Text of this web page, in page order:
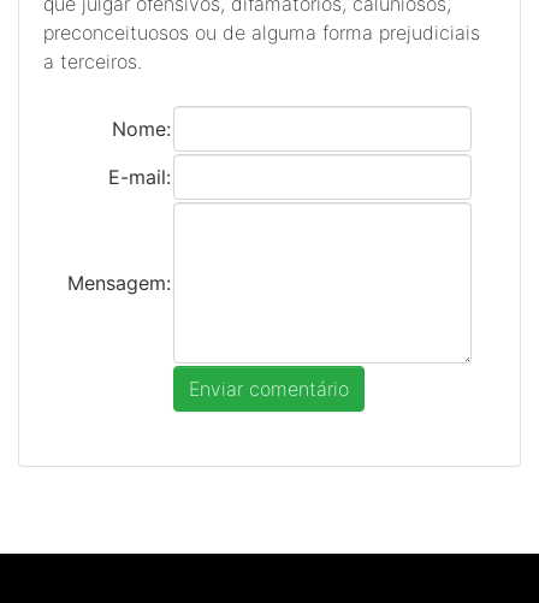
preconceituosos ou de alguma forma prejudiciais
a terceiros.
Nome:
E-mail:
Mensagem: